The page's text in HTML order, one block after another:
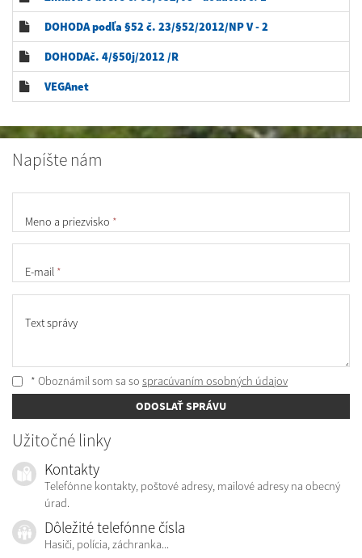
DOHODA podľa §52 č. 23/§52/2012/NP V - 2
DOHODAč. 4/§50j/2012 /R
VEGAnet
Napíšte nám
Meno a priezvisko *
E-mail *
Text správy
* Oboznámil som sa so spracúvaním osobných údajov
ODOSLAŤ SPRÁVU
Užitočné linky
Kontakty
Telefónne kontakty, poštové adresy, mailové adresy na obecný
úrad.
Dôležité telefónne čísla
Hasiči, polícia, záchranka...